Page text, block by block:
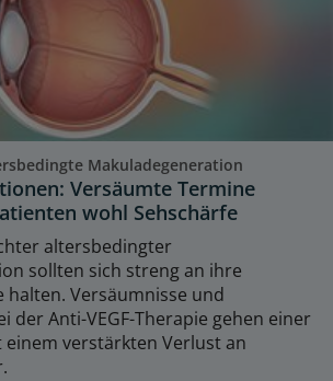
Makuladegeneration
Versäumte Termine
wohl Sehschärfe
altersbedingter
sollten sich streng an ihre
Versäumnisse und
der Anti-VEGF-Therapie gehen einer
einem verstärkten Verlust an